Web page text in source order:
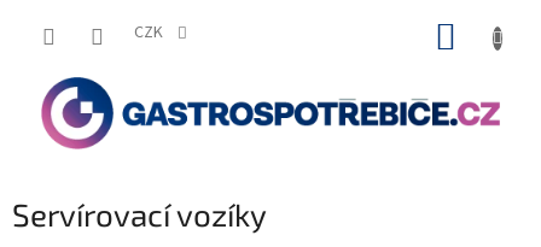
CZK
Servírovací vozíky